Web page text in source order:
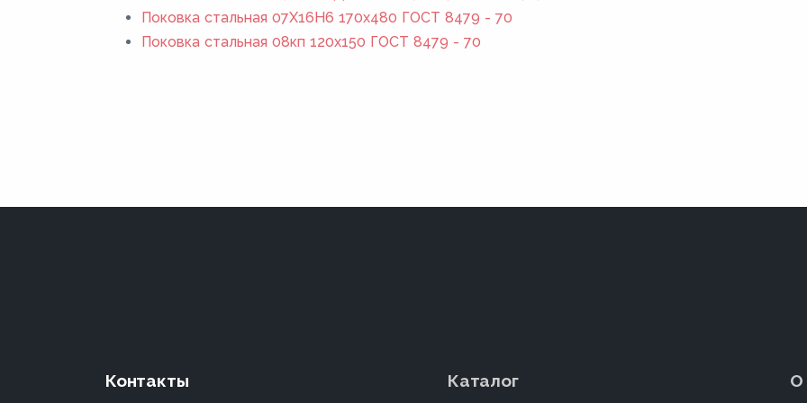
Поковка стальная 07Х16Н6 170x480 ГОСТ 8479 - 70
Поковка стальная 08кп 120x150 ГОСТ 8479 - 70
Контакты Каталог О